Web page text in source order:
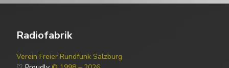
Radiofabrik
Verein Freier Rundfunk Salzburg